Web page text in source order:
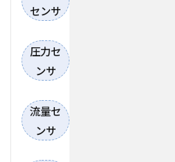
センサ
圧力セ
ンサ
流量セ
ンサ